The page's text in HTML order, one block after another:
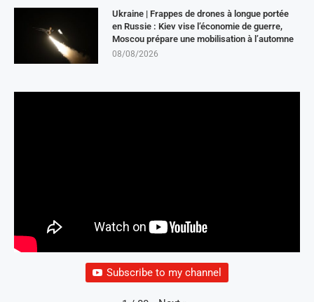
Ukraine | Frappes de drones à longue portée
en Russie : Kiev vise l’économie de guerre,
Moscou prépare une mobilisation à l’automne
08/08/2026
Subscribe to my channel